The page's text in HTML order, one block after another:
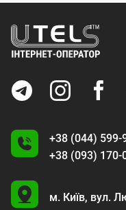
+38 (044) 599-
+38 (093) 170-
U
м. Київ, вул.